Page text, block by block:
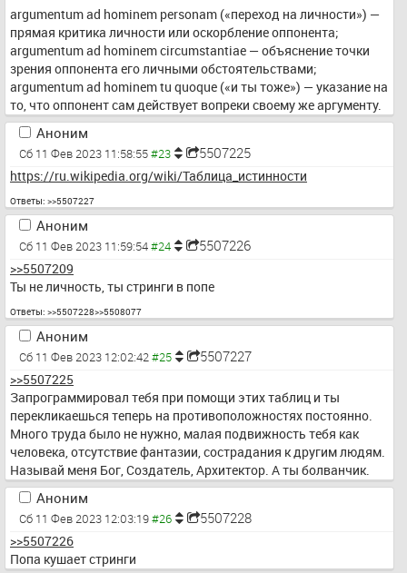
argumentum ad hominem personam («переход на личности») —
прямая критика личности или оскорбление оппонента;
argumentum ad hominem circumstantiae — объяснение точки
зрения оппонента его личными обстоятельствами;
argumentum ad hominem tu quoque («и ты тоже») — указание на
то, что оппонент сам действует вопреки своему же аргументу.
Аноним
Сб 11 Фев 2023 11:58:55 5507225
https://ru.wikipedia.org/wiki/Таблица_истинности
Ответы: >>5507227
Аноним
Сб 11 Фев 2023 11:59:54 5507226
>>5507209
Ты не личность, ты стринги в попе
Ответы: >>5507228>>5508077
Аноним
Сб 11 Фев 2023 12:02:42 5507227
>>5507225
Запрограммировал тебя при помощи этих таблиц и ты
перекликаешься теперь на противоположностях постоянно.
Много труда было не нужно, малая подвижность тебя как
человека, отсутствие фантазии, сострадания к другим людям.
Называй меня Бог, Создатель, Архитектор. А ты болванчик.
Аноним
Сб 11 Фев 2023 12:03:19 5507228
>>5507226
Попа кушает стринги